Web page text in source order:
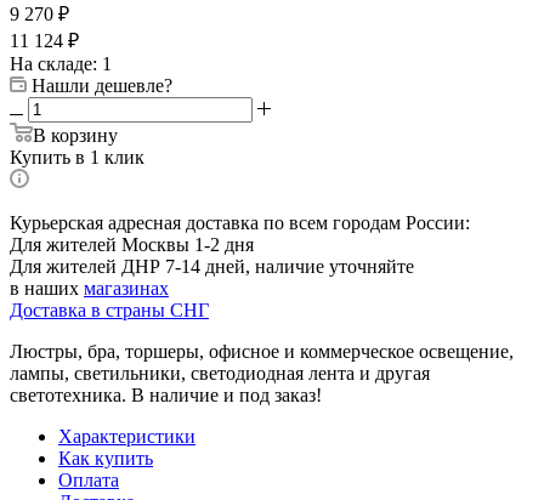
9 270 ₽
11 124 ₽
На складе: 1
Нашли дешевле?
В корзину
Купить в 1 клик
Курьерская адресная доставка по всем городам России:
Для жителей Москвы 1-2 дня
Для жителей ДНР 7-14 дней, наличие уточняйте
в наших магазинах
Доставка в страны СНГ
Люстры, бра, торшеры, офисное и коммерческое освещение,
лампы, светильники, светодиодная лента и другая
светотехника. В наличие и под заказ!
Характеристики
Как купить
Оплата